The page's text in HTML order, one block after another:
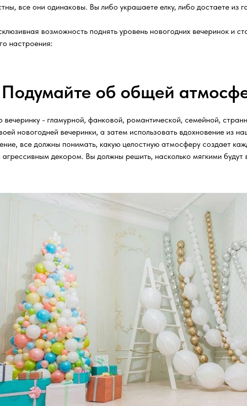
все они одинаковы. Вы либо украшаете елку, либо достаете из
возможность поднять уровень новогодних вечеринок и
настроения:
Подумайте об общей
- гламурной, фанковой, романтической, семейной,
новогодней вечеринки, а затем использовать вдохновение из
все должны понимать, какую целостную атмосферу создает
агрессивным декором. Вы должны решить, насколько мягкими